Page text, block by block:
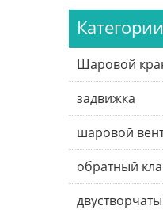
Категории
Шаровой
задвижка
шаровой
обратный